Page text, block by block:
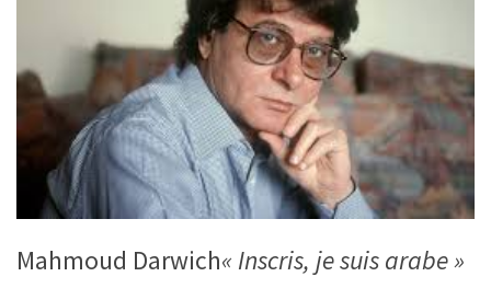
Mahmoud Darwich« Inscris, je suis arabe »